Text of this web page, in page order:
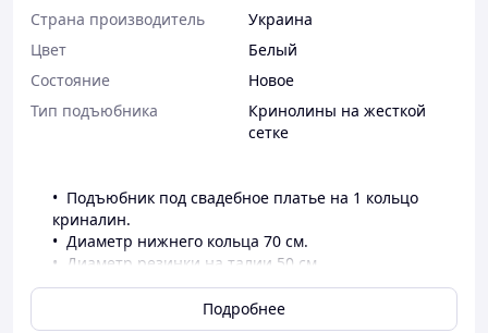
Страна производитель
Украина
Цвет
Белый
Состояние
Новое
Тип подъюбника
Кринолины на жесткой
сетке
Подъюбник под свадебное платье на 1 кольцо
криналин.
Диаметр нижнего кольца 70 см.
Диаметр резинки на талии 50 см.
Длинна 1 м.
Подробнее